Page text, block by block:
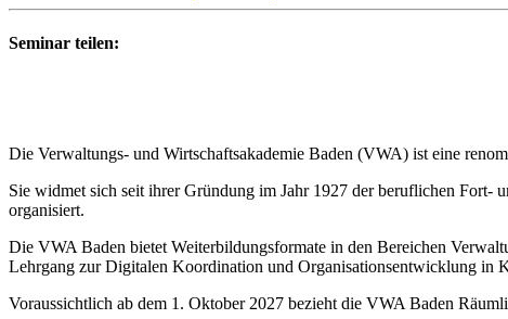
Seminar teilen:
Die Verwaltungs- und Wirtschaftsakademie Baden (VWA) ist eine
Sie widmet sich seit ihrer Gründung im Jahr 1927 der beruflichen Fort-
organisiert.
Die VWA Baden bietet Weiterbildungsformate in den Bereichen
Lehrgang zur Digitalen Koordination und Organisationsentwicklung in
Voraussichtlich ab dem 1. Oktober 2027 bezieht die VWA Baden